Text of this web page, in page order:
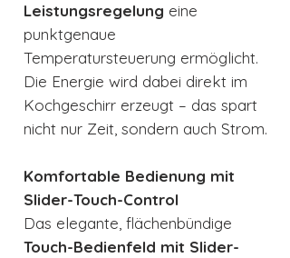
Leistungsregelung eine
punktgenaue
Temperatursteuerung ermöglicht.
Die Energie wird dabei direkt im
Kochgeschirr erzeugt – das spart
nicht nur Zeit, sondern auch Strom.
Komfortable Bedienung mit
Slider-Touch-Control
Das elegante, flächenbündige
Touch-Bedienfeld mit Slider-